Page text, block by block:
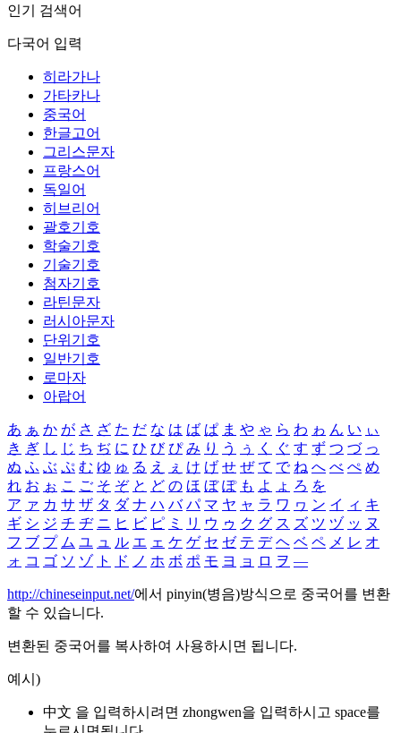
인기 검색어
다국어 입력
히라가나
가타카나
중국어
한글고어
그리스문자
프랑스어
독일어
히브리어
괄호기호
학술기호
기술기호
첨자기호
라틴문자
러시아문자
단위기호
일반기호
로마자
아랍어
あ ぁ か が さ ざ た だ な は ば ぱ ま や ゃ ら わ ゎ ん い ぃ
き ぎ し じ ち ぢ に ひ び ぴ み り う ぅ く ぐ す ず つ づ っ
ぬ ふ ぶ ぷ む ゆ ゅ る え ぇ け げ せ ぜ て で ね へ べ ぺ め
れ お ぉ こ ご そ ぞ と ど の ほ ぼ ぽ も よ ょ ろ を
ア ァ カ サ ザ タ ダ ナ ハ バ パ マ ヤ ャ ラ ワ ヮ ン イ ィ キ
ギ シ ジ チ ヂ ニ ヒ ビ ピ ミ リ ウ ゥ ク グ ス ズ ツ ヅ ッ ヌ
フ ブ プ ム ユ ュ ル エ ェ ケ ゲ セ ゼ テ デ ヘ ベ ペ メ レ オ
ォ コ ゴ ソ ゾ ト ド ノ ホ ボ ポ モ ヨ ョ ロ ヲ ―
http://chineseinput.net/에서 pinyin(병음)방식으로 중국어를 변환
할 수 있습니다.
변환된 중국어를 복사하여 사용하시면 됩니다.
예시)
中文 을 입력하시려면 zhongwen을 입력하시고 space를